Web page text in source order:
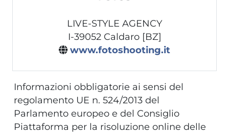
LIVE-STYLE AGENCY
I-39052 Caldaro [BZ]
www.fotoshooting.it
Informazioni obbligatorie ai sensi del
regolamento UE n. 524/2013 del
Parlamento europeo e del Consiglio
Piattaforma per la risoluzione online delle